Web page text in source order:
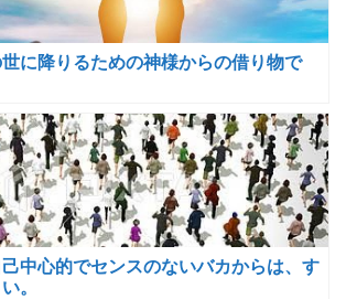
に降りるための神様からの借り物で
中心的でセンスのないバカからは、す
。